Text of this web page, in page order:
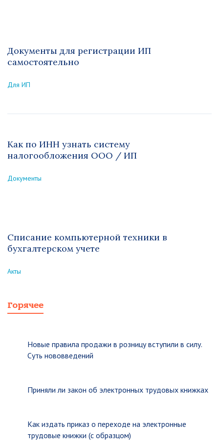
Документы для регистрации ИП
самостоятельно
Для ИП
Как по ИНН узнать систему
налогообложения ООО / ИП
Документы
Списание компьютерной техники в
бухгалтерском учете
Акты
Горячее
Новые правила продажи в розницу вступили в силу.
Суть нововведений
Приняли ли закон об электронных трудовых книжках
Как издать приказ о переходе на электронные
трудовые книжки (с образцом)